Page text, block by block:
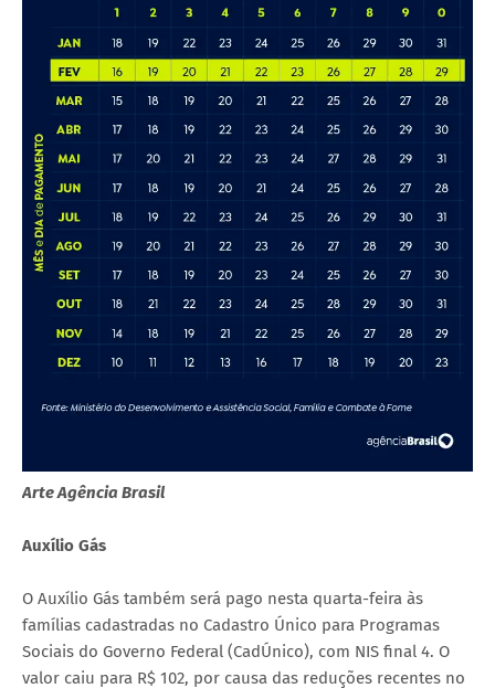
Arte Agência Brasil
Auxílio Gás
O Auxílio Gás também será pago nesta quarta-feira às
famílias cadastradas no Cadastro Único para Programas
Sociais do Governo Federal (CadÚnico), com NIS final 4. O
valor caiu para R$ 102, por causa das reduções recentes no